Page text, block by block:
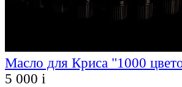
Масло для Криса "1000
5 000 i